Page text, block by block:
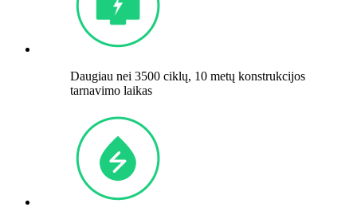
Daugiau nei 3500 ciklų, 10 metų konstrukcijos
tarnavimo laikas